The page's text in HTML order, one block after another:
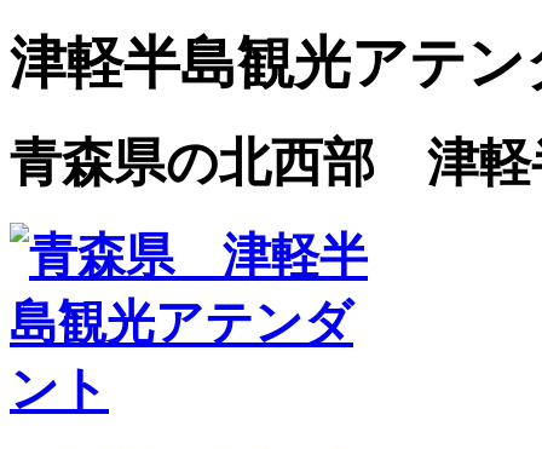
津軽半島観光アテ
青森県の北西部 津軽